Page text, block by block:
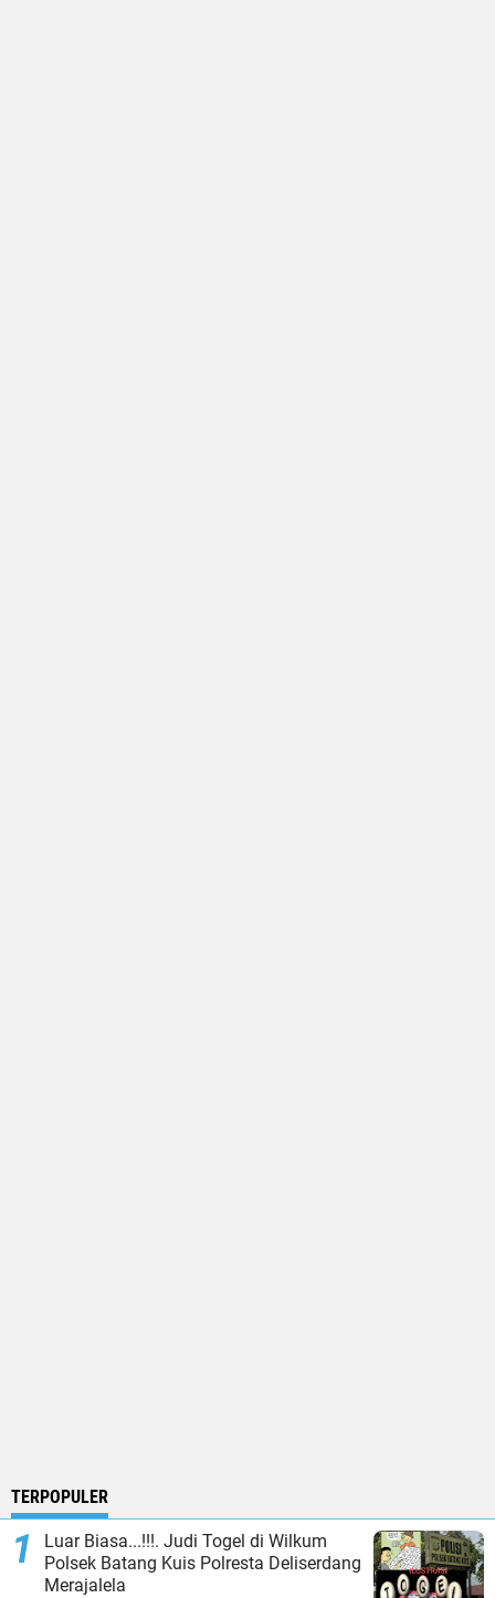
TERPOPULER
Luar Biasa...!!!. Judi Togel di Wilkum
Polsek Batang Kuis Polresta Deliserdang
Merajalela